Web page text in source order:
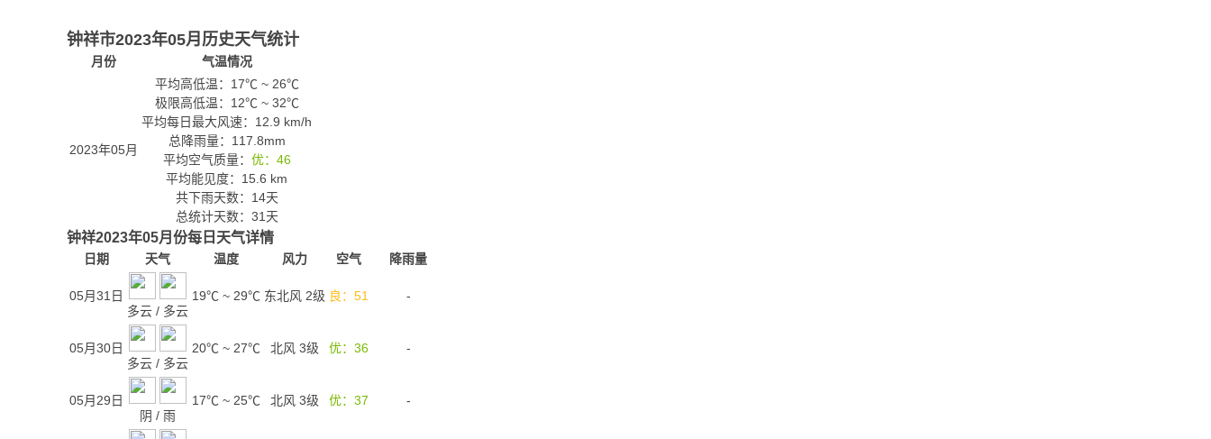
钟祥市2023年05月历史天气统计
月份 气温情况
2023年05月
平均高低温： 17℃ ~ 26℃
极限高低温： 12℃ ~ 32℃
平均每日最大风速：12.9 km/h
总降雨量：117.8mm
平均空气质量： 优：46
平均能见度：15.6 km
共下雨天数：14天
总统计天数：31天
钟祥2023年05月份每日天气详情
日期 天气 温度 风力 空气 降雨量
05月31日
多云 / 多云
19℃ ~ 29℃ 东北风 2级 良：51 -
05月30日
多云 / 多云
20℃ ~ 27℃ 北风 3级 优：36 -
05月29日
阴 / 雨
17℃ ~ 25℃ 北风 3级 优：37 -